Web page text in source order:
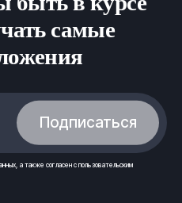
самые
Подписаться
, а также согласен спользовательским